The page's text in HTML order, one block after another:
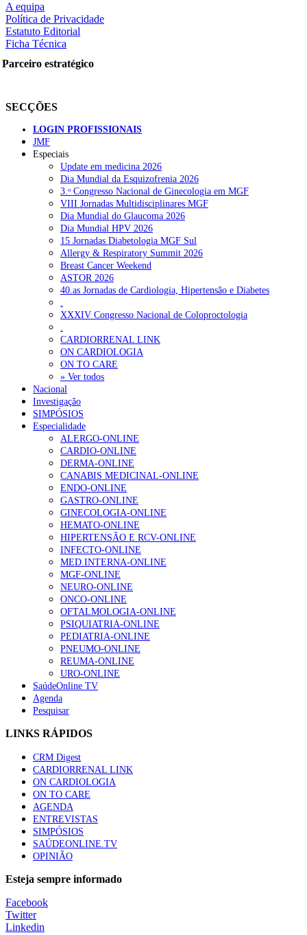
A equipa
Política de Privacidade
Estatuto Editorial
Ficha Técnica
Parceiro estratégico
SECÇÕES
LOGIN PROFISSIONAIS
JMF
Especiais
Update em medicina 2026
Dia Mundial da Esquizofrenia 2026
3.ᵒ Congresso Nacional de Ginecologia em MGF
VIII Jornadas Multidisciplinares MGF
Dia Mundial do Glaucoma 2026
Dia Mundial HPV 2026
15 Jornadas Diabetologia MGF Sul
Allergy & Respiratory Summit 2026
Breast Cancer Weekend
ASTOR 2026
40.as Jornadas de Cardiologia, Hipertensão e Diabetes
.
XXXIV Congresso Nacional de Coloproctologia
.
CARDIORRENAL LINK
ON CARDIOLOGIA
ON TO CARE
» Ver todos
Nacional
Investigação
SIMPÓSIOS
Especialidade
ALERGO-ONLINE
CARDIO-ONLINE
DERMA-ONLINE
CANABIS MEDICINAL-ONLINE
ENDO-ONLINE
GASTRO-ONLINE
GINECOLOGIA-ONLINE
HEMATO-ONLINE
HIPERTENSÃO E RCV-ONLINE
INFECTO-ONLINE
MED.INTERNA-ONLINE
MGF-ONLINE
NEURO-ONLINE
ONCO-ONLINE
OFTALMOLOGIA-ONLINE
PSIQUIATRIA-ONLINE
PEDIATRIA-ONLINE
PNEUMO-ONLINE
REUMA-ONLINE
URO-ONLINE
SaúdeOnline TV
Agenda
Pesquisar
LINKS RÁPIDOS
CRM Digest
CARDIORRENAL LINK
ON CARDIOLOGIA
ON TO CARE
AGENDA
ENTREVISTAS
SIMPÓSIOS
SAÚDEONLINE.TV
OPINIÃO
Esteja sempre informado
Facebook
Twitter
Linkedin